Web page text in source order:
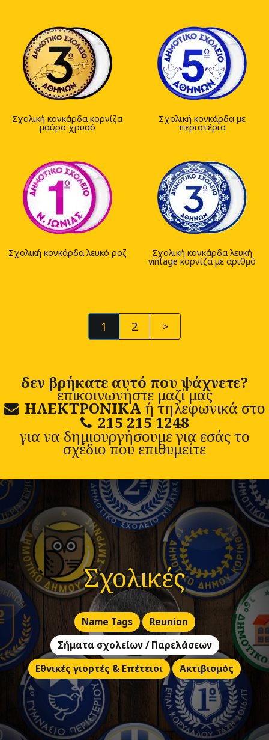
Σχολική κονκάρδα κορνίζα
μαύρο χρυσό
Σχολική κονκάρδα με
περιστέρια
Σχολική κονκάρδα λευκό ροζ Σχολική κονκάρδα λευκή
vintage κορνίζα με αριθμό
1 2 >
δεν βρήκατε αυτό που ψάχνετε?
επικοινωνήστε μαζί μας
ΗΛΕΚΤΡΟΝΙΚΑή τηλεφωνικά στο
215 215 1248
για να δημιουργήσουμε για εσάς το
σχέδιο που επιθυμείτε
Σχολικές
Name Tags
Reunion
Σήματα σχολείων / Παρελάσεων
Εθνικές γιορτές & Επέτειοι
Ακτιβισμός